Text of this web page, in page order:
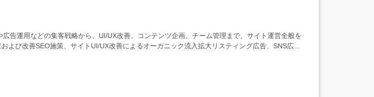
告運用などの集客戦略から、UI/UX改善、コンテンツ企画、チーム管理まで、サイト運営全般を
よび改善SEO施策、サイトUI/UX改善によるオーガニック流入拡大リスティング広告、SNS広告